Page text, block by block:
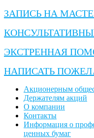
ЗАПИСЬ НА
ЭКСТРЕННАЯ
НАПИСАТЬ
Акционерным
Держателям акций
О компании
Контакты
Информация о
ценных бумаг